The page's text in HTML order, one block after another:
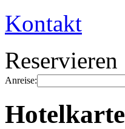
Kontakt
Reservieren
Anreise:
Hotelkarte